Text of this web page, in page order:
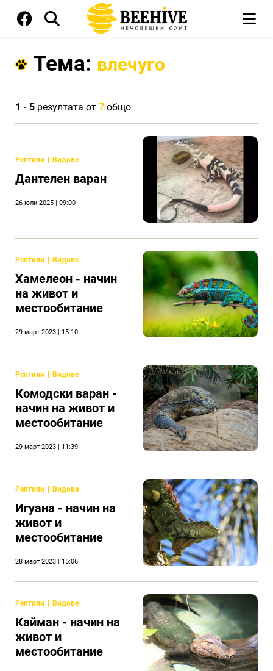
Тема: влечуго
1 - 5 резултата от 7 общо
Рептили Видове
Дантелен варан
26 юли 2025 | 09:00
Рептили Видове
Хамелеон - начин
на живот и
местообитание
29 март 2023 | 15:10
Рептили Видове
Комодски варан -
начин на живот и
местообитание
29 март 2023 | 11:39
Рептили Видове
Игуана - начин на
живот и
местообитание
28 март 2023 | 15:06
Рептили Видове
Кайман - начин на
живот и
местообитание